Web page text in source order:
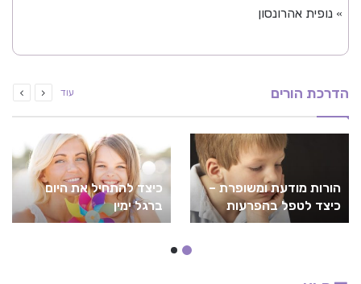
» נופית אהרונסון
הדרכת הורים עוד
הורות מודעת ומשופרת –
כיצד לטפל בהפרעות
התנהגות אצל ילדים?
כיצד להתחיל את היום
ברגל ימין